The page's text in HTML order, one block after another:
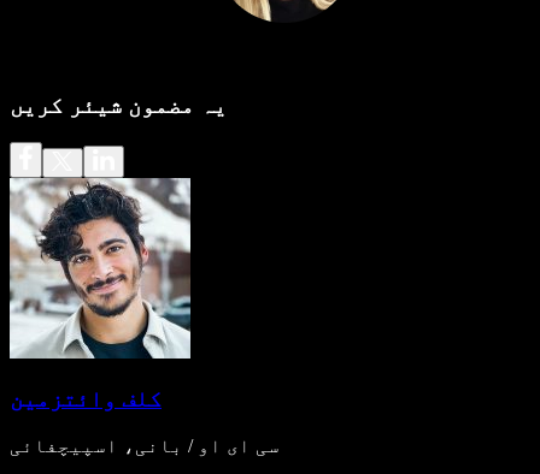
یہ مضمون شیئر کریں
کلف وائتزمین
سی ای او / بانی، اسپیچفائی